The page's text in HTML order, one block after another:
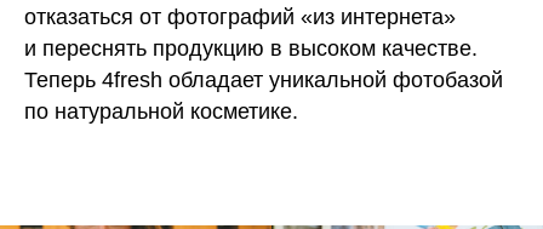
отказаться от фотографий «из интернета»
и переснять продукцию в высоком качестве.
Теперь 4fresh обладает уникальной фотобазой
по натуральной косметике.